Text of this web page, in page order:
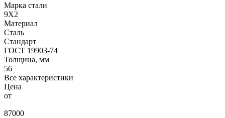
Марка стали
9Х2
Материал
Сталь
Стандарт
ГОСТ 19903-74
Толщина, мм
56
Все характеристики
Цена
от
87000